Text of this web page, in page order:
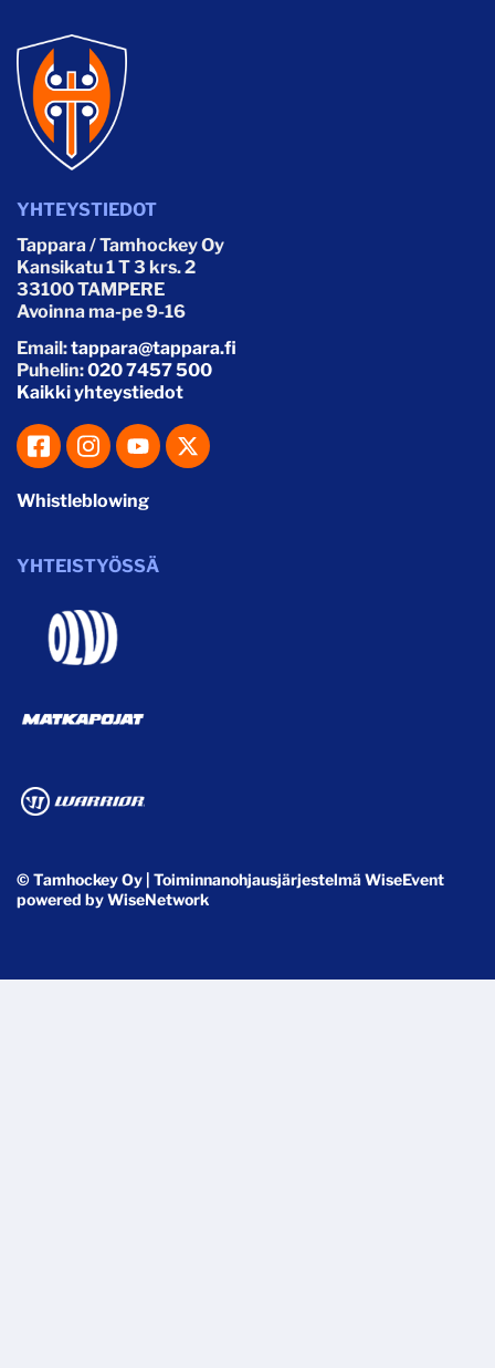
YHTEYSTIEDOT
Tappara / Tamhockey Oy
Kansikatu 1 T 3 krs. 2
33100 TAMPERE
Avoinna ma-pe 9-16
Email:tappara@tappara.fi
Puhelin:020 7457 500
Kaikki yhteystiedot
Whistleblowing
YHTEISTYÖSSÄ
© Tamhockey Oy | ToiminnanohjausjärjestelmäWiseEvent
powered byWiseNetwork